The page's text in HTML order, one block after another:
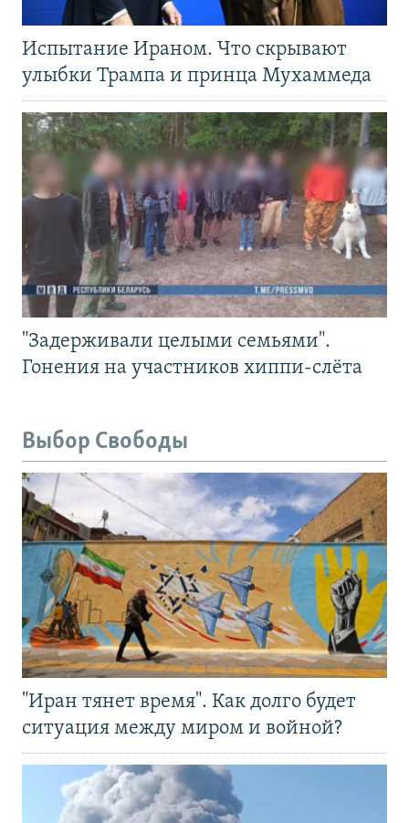
Испытание Ираном. Что скрывают
улыбки Трампа и принца Мухаммеда
"Задерживали целыми семьями".
Гонения на участников хиппи-слёта
Выбор Свободы
"Иран тянет время". Как долго будет
ситуация между миром и войной?